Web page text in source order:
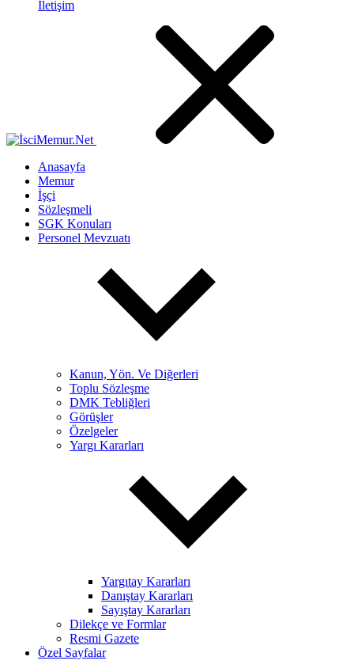
İletişim
Anasayfa
Memur
İşçi
Sözleşmeli
SGK Konuları
Personel Mevzuatı
Kanun, Yön. Ve Diğerleri
Toplu Sözleşme
DMK Tebliğleri
Görüşler
Özelgeler
Yargı Kararları
Yargıtay Kararları
Danıştay Kararları
Sayıştay Kararları
Dilekçe ve Formlar
Resmi Gazete
Özel Sayfalar